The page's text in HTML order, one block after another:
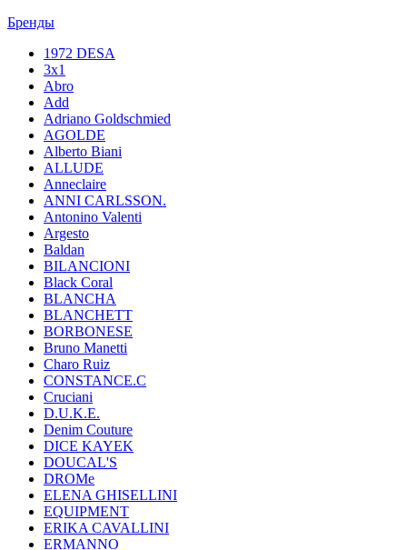
Бренды
1972 DESA
3x1
Abro
Add
Adriano Goldschmied
AGOLDE
Alberto Biani
ALLUDE
Anneclaire
ANNI CARLSSON.
Antonino Valenti
Argesto
Baldan
BILANCIONI
Black Coral
BLANCHA
BLANCHETT
BORBONESE
Bruno Manetti
Charo Ruiz
CONSTANCE.C
Cruciani
D.U.K.E.
Denim Couture
DICE KAYEK
DOUCAL'S
DROMe
ELENA GHISELLINI
EQUIPMENT
ERIKA CAVALLINI
ERMANNO